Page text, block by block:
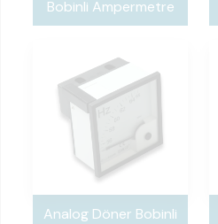
Bobinli Ampermetre
Analog Döner Bobinli